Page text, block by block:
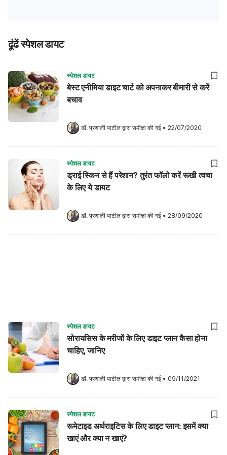
ढूंढें स्पेशल डायट
स्पेशल डायट
बेस्ट एनीमिया डाइट चार्ट को अपनाकर बीमारी से करें
बचाव
डॉ. प्रणाली पाटील द्वारा समीक्षा की गई • 22/07/2020
स्पेशल डायट
ड्राई स्किन से हैं परेशान? तुरंत फॉलो करें रूखी त्वचा
के लिए ये डायट
डॉ. प्रणाली पाटील द्वारा समीक्षा की गई • 28/09/2020
स्पेशल डायट
सोरायसिस के मरीजों के लिए डाइट प्लान कैसा होना
चाहिए, जानिए
डॉ. प्रणाली पाटील द्वारा समीक्षा की गई • 09/11/2021
स्पेशल डायट
रूमेटाइड अर्थराइटिस के लिए डाइट प्लान: इसमें क्या
खाएं और क्या न खाएं?